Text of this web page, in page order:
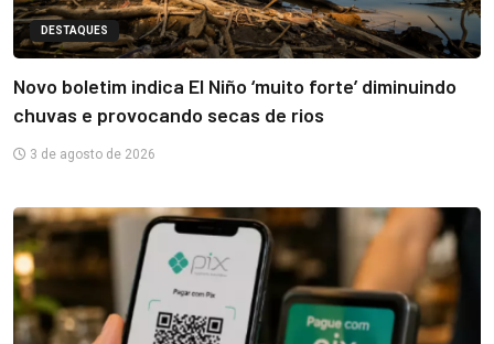
DESTAQUES
Novo boletim indica El Niño ‘muito forte’ diminuindo
chuvas e provocando secas de rios
3 de agosto de 2026